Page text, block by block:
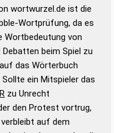
zu
Wortform, um die
Spiel zu
in 12 Bänden
und gutes
wortwurzel.de ist die
Wortprüfung, da es
Wortbedeutung von
beim Spiel zu
das Wörterbuch
ein Mitspieler das
zu Unrecht
den Protest vortrug,
auf dem